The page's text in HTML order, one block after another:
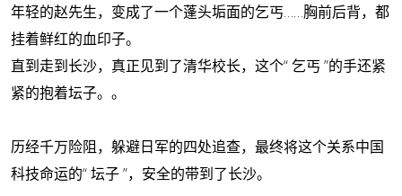
年轻的赵先生， 变成了一个蓬头垢面的乞丐……胸前后背，都
挂着鲜红的血印子。
直到走到长沙，真正见到了清华校长，这个“ 乞丐 ”的手还紧
紧的抱着坛子。。
历经千万险阻，躲避日军的四处追查，最终将这个关系中国
科技命运的“ 坛子 ”，安全的带到了长沙。